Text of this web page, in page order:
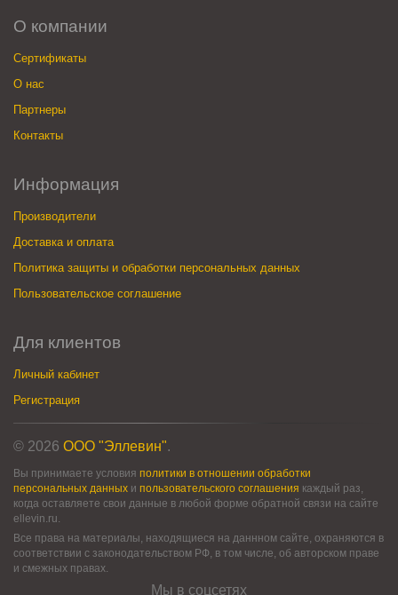
О компании
Сертификаты
О нас
Партнеры
Контакты
Информация
Производители
Доставка и оплата
Политика защиты и обработки персональных данных
Пользовательское соглашение
Для клиентов
Личный кабинет
Регистрация
© 2026 ООО "Эллевин".
Вы принимаете условия политики в отношении обработки
персональных данных и пользовательского соглашения каждый раз,
когда оставляете свои данные в любой форме обратной связи на сайте
ellevin.ru.
Все права на материалы, находящиеся на даннном сайте, охраняются в
соответствии с законодательством РФ, в том числе, об авторском праве
и смежных правах.
Мы в соцсетях